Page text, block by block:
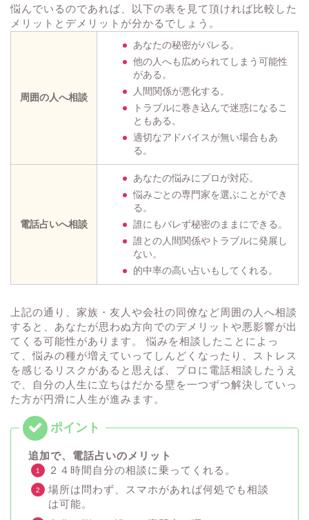
悩んでいるのであれば、以下の表を見て頂ければ比較した
メリットとデメリットが分かるでしょう。
周囲の人へ相談
あなたの秘密がバレる。
他の人へも広められてしまう可能性
がある。
人間関係が悪化する。
トラブルに巻き込んで迷惑になるこ
ともある。
適切なアドバイスが無い場合もあ
る。
電話占いへ相談
あなたの悩みにプロが対応。
悩みごとの専門家を選ぶことができ
る。
誰にもバレず秘密のままにできる。
誰との人間関係やトラブルに発展し
ない。
的中率の高い占いもしてくれる。
上記の通り、家族・友人や会社の同僚など周囲の人へ相談
すると、あなたが思わぬ方向でのデメリットや悪影響が出
てくる可能性があります。 悩みを相談したことによっ
て、悩みの種が増えていってしんどくなったり、ストレス
を感じるリスクがあると思えば、プロに電話相談したうえ
で、自分の人生に立ちはだかる壁を一つずつ解決していっ
た方が円滑に人生が進みます。
追加で、電話占いのメリット
２４時間自分の相談に乗ってくれる。
場所は問わず、スマホがあれば何処でも相談
は可能。